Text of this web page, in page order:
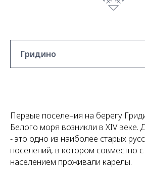
Первые поселения на берегу
Белого моря возникли в XIV веке.
- это одно из наиболее старых
поселений, в котором совместно с
населением проживали карелы.